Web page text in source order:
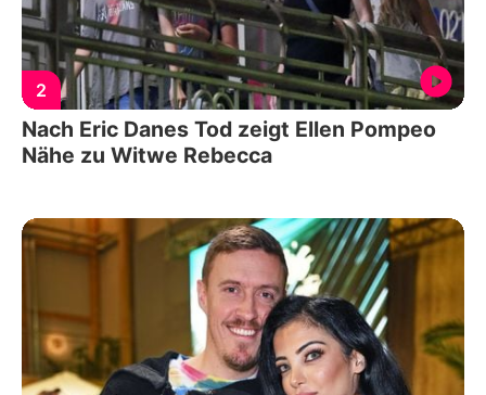
2
Nach Eric Danes Tod zeigt Ellen Pompeo
Nähe zu Witwe Rebecca